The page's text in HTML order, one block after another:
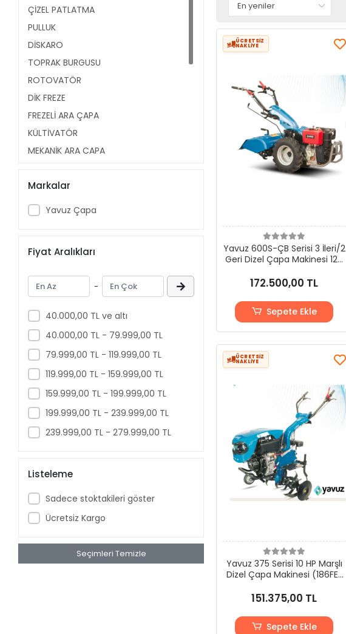
ÇİZEL PATLATMA
PULLUK
DİSKARO
TOPRAK BURGUSU
ROTOVATÖR
DİK FREZE
FREZELİ ARA ÇAPA
KÜLTİVATÖR
MEKANİK ARA ÇAPA
MERDANE
TRAKTÖR ARKA KEPÇE
EL ÇAPA MAKİNALARI
GOBLE
ÇİZEL PULLUK
DİP PATLATMA
HARÇ KARMA MAKİNESİ
Markalar
Yavuz Çapa
Fiyat Aralıkları
-
40.000,00 TL ve altı
40.000,00 TL - 79.999,00 TL
79.999,00 TL - 119.999,00 TL
119.999,00 TL - 159.999,00 TL
159.999,00 TL - 199.999,00 TL
199.999,00 TL - 239.999,00 TL
239.999,00 TL - 279.999,00 TL
Listeleme
Sadece stoktakileri göster
Ücretsiz Kargo
Seçimleri Temizle
ÜCRETSİZ
NAKLİYE
Yavuz 600S-ÇB Serisi 3 İleri/2
Geri Dizel Çapa Makinesi 120
172.500,00 TL
Sepete Ekle
ÜCRETSİZ
NAKLİYE
Yavuz 375 Serisi 10 HP Marşlı
Dizel Çapa Makinesi (186FE)
151.375,00 TL
Sepete Ekle